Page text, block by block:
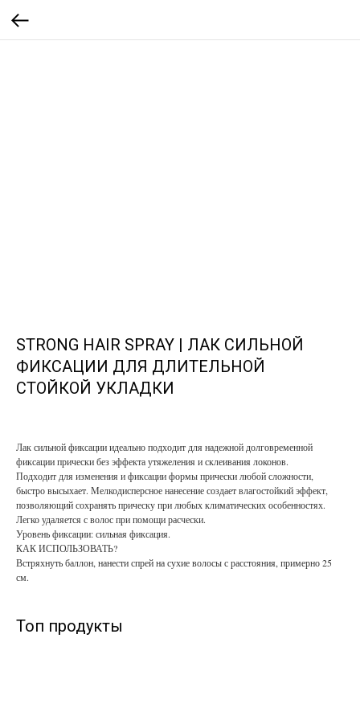
STRONG HAIR SPRAY | ЛАК СИЛЬНОЙ
ФИКСАЦИИ ДЛЯ ДЛИТЕЛЬНОЙ
СТОЙКОЙ УКЛАДКИ
Лак сильной фиксации идеально подходит для надежной долговременной
фиксации прически без эффекта утяжеления и склеивания локонов.
Подходит для изменения и фиксации формы прически любой сложности,
быстро высыхает. Мелкодисперсное нанесение создает влагостойкий эффект,
позволяющий сохранять прическу при любых климатических особенностях.
Легко удаляется с волос при помощи расчески.
Уровень фиксации: сильная фиксация.
КАК ИСПОЛЬЗОВАТЬ?
Встряхнуть баллон, нанести спрей на сухие волосы с расстояния, примерно 25
см.
Топ продукты